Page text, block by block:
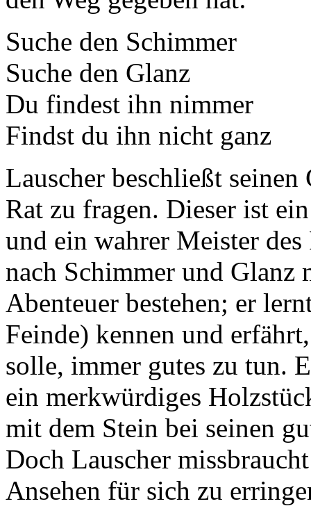
Suche den Schimmer
Suche den Glanz
Du findest ihn nimmer
Findst du ihn nicht ganz
Lauscher beschließt
Rat zu fragen. Dieser ist
und ein wahrer Meister
nach Schimmer und Glanz
Abenteuer bestehen; er
Feinde) kennen und
solle, immer gutes zu tun.
ein merkwürdiges
mit dem Stein bei seinen
Doch Lauscher
Ansehen für sich zu